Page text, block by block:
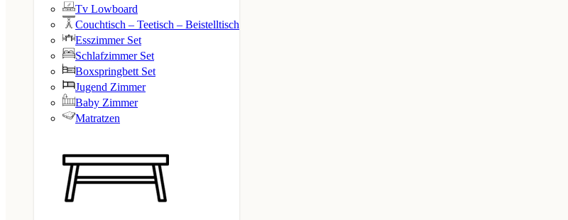
Tv Lowboard
Couchtisch – Teetisch – Beistelltisch
Esszimmer Set
Schlafzimmer Set
Boxspringbett Set
Jugend Zimmer
Baby Zimmer
Matratzen